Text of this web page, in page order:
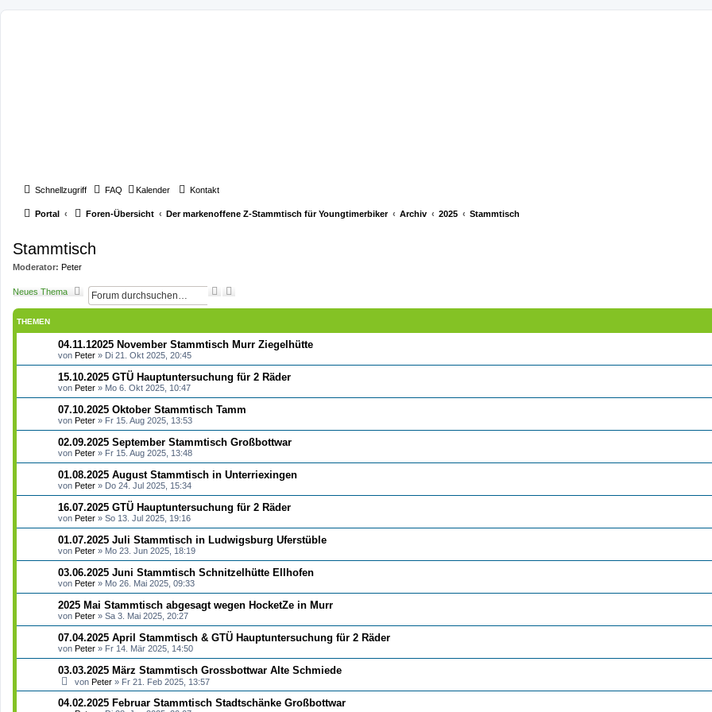
Schnellzugriff FAQ Kalender Kontakt
Portal Foren-Übersicht Der markenoffene Z-Stammtisch für Youngtimerbiker Archiv 2025 Stammtisch
Stammtisch
Moderator: Peter
Neues Thema
S
e
i
t
r
t
S
u
e
THEMEN
04.11.12025 November Stammtisch Murr Ziegelhütte
von Peter » Di 21. Okt 2025, 20:45
15.10.2025 GTÜ Hauptuntersuchung für 2 Räder
von Peter » Mo 6. Okt 2025, 10:47
07.10.2025 Oktober Stammtisch Tamm
von Peter » Fr 15. Aug 2025, 13:53
02.09.2025 September Stammtisch Großbottwar
von Peter » Fr 15. Aug 2025, 13:48
01.08.2025 August Stammtisch in Unterriexingen
von Peter » Do 24. Jul 2025, 15:34
16.07.2025 GTÜ Hauptuntersuchung für 2 Räder
von Peter » So 13. Jul 2025, 19:16
01.07.2025 Juli Stammtisch in Ludwigsburg Uferstüble
von Peter » Mo 23. Jun 2025, 18:19
03.06.2025 Juni Stammtisch Schnitzelhütte Ellhofen
von Peter » Mo 26. Mai 2025, 09:33
2025 Mai Stammtisch abgesagt wegen HocketZe in Murr
von Peter » Sa 3. Mai 2025, 20:27
07.04.2025 April Stammtisch & GTÜ Hauptuntersuchung für 2 Räder
von Peter » Fr 14. Mär 2025, 14:50
03.03.2025 März Stammtisch Grossbottwar Alte Schmiede
von Peter » Fr 21. Feb 2025, 13:57
04.02.2025 Februar Stammtisch Stadtschänke Großbottwar